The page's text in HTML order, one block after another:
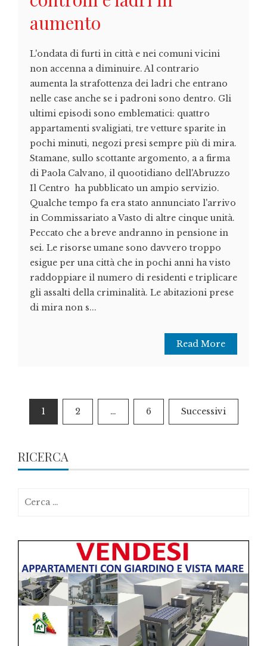
aumento
L'ondata di furti in città e nei comuni vicini
non accenna a diminuire. Al contrario
aumenta la strafottenza dei ladri che entrano
nelle case anche se i padroni sono dentro. Gli
ultimi episodi sono emblematici: quattro
appartamenti svaligiati, tre vetture sparite in
pochi minuti, negozi presi sempre più di mira.
Stamane, sullo scottante argomento, a a firma
di Paola Calvano, il quootidiano dell'Abruzzo
Il Centro ha pubblicato un ampio servizio.
Qualche tempo fa era stato annunciato l'arrivo
in Commissariato a Vasto di altre cinque unità.
Peccato che a breve andranno in pensione in
sei. Le risorse umane sono davvero troppo
esigue per una città che in pochi anni ha visto
raddoppiare il numero di residenti e triplicare
gli assalti della criminalità. Le abitazioni prese
di mira non s...
Read More
Paginazione
degli
articoli
1 2 … 6 Successivi
RICERCA